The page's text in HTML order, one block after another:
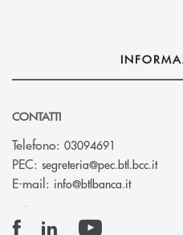
CONTATTI
Telefono: 03094691
PEC: segreteria@pec.btl.bcc.it(si
E-mail: info@btlbanca.it(si apre